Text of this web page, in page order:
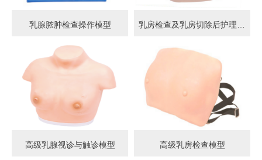
乳腺脓肿检查操作模型
高级乳腺视诊与触诊模型 高级乳房检查模型